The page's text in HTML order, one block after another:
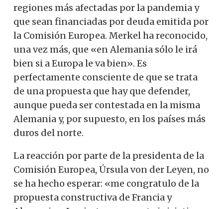
regiones más afectadas por la pandemia y
que sean financiadas por deuda emitida por
la Comisión Europea. Merkel ha reconocido,
una vez más, que «en Alemania sólo le irá
bien si a Europa le va bien». Es
perfectamente consciente de que se trata
de una propuesta que hay que defender,
aunque pueda ser contestada en la misma
Alemania y, por supuesto, en los países más
duros del norte.
La reacción por parte de la presidenta de la
Comisión Europea, Úrsula von der Leyen, no
se ha hecho esperar: «me congratulo de la
propuesta constructiva de Francia y